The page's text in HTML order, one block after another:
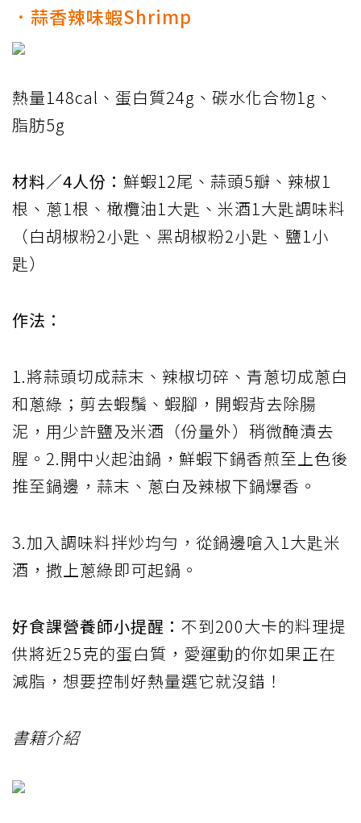
．蒜香辣味蝦Shrimp
熱量148cal、蛋白質24g、碳水化合物1g、
脂肪5g
材料／4人份： 鮮蝦12尾、蒜頭5瓣、辣椒1
根、蔥1根、橄欖油1大匙、米酒1大匙調味料
（白胡椒粉2小匙、黑胡椒粉2小匙、鹽1小
匙）
作法：
1.將蒜頭切成蒜末、辣椒切碎、青蔥切成蔥白
和蔥綠；剪去蝦鬚、蝦腳，開蝦背去除腸
泥，用少許鹽及米酒（份量外）稍微醃漬去
腥。2.開中火起油鍋，鮮蝦下鍋香煎至上色後
推至鍋邊，蒜末、蔥白及辣椒下鍋爆香。
3.加入調味料拌炒均勻，從鍋邊嗆入1大匙米
酒，撒上蔥綠即可起鍋。
好食課營養師小提醒： 不到200大卡的料理提
供將近25克的蛋白質，愛運動的你如果正在
減脂，想要控制好熱量選它就沒錯！
書籍介紹